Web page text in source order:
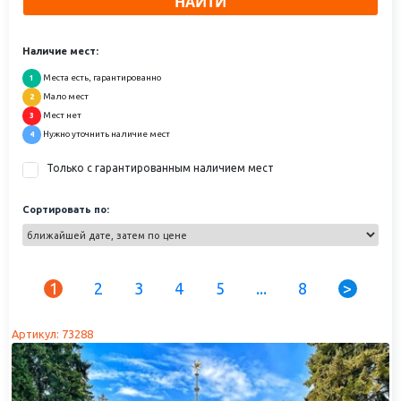
Наличие мест:
1 Места есть, гарантированно
2 Мало мест
3 Мест нет
4 Нужно уточнить наличие мест
Только с гарантированным наличием мест
Сортировать по:
1 2 3 4 5 ... 8 >
Артикул: 73288